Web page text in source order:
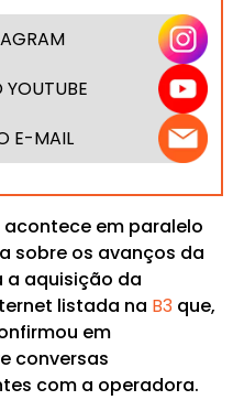
YOUTUBE
E-MAIL
em paralelo
sobre os avanços da
aquisição da
listada na B3que,
em
conversas
com a operadora.